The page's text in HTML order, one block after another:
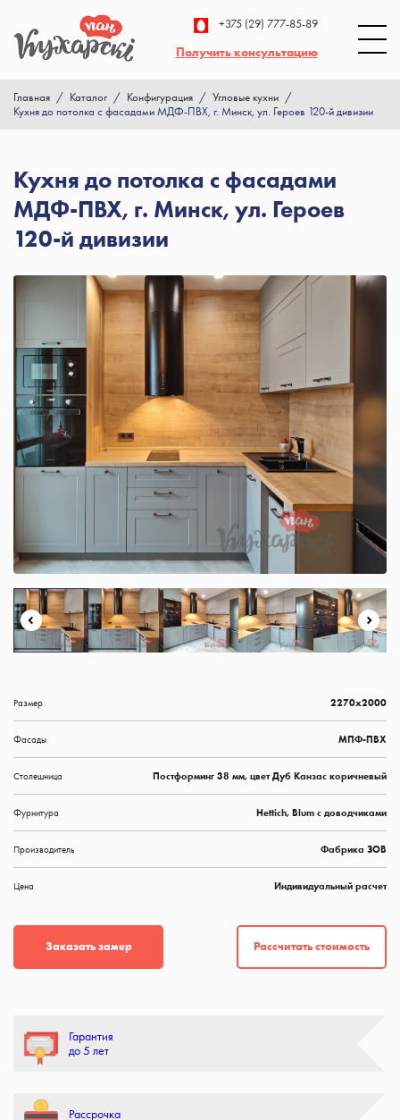
+375 (29) 777-85-89
Получить консультацию
Главная / Каталог / Конфигурация / Угловые кухни /
Кухня до потолка с фасадами МДФ-ПВХ, г. Минск, ул. Героев 120-й дивизии
Кухня до потолка с фасадами
МДФ-ПВХ, г. Минск, ул. Героев
120-й дивизии
Размер 2270х2000
Фасады МПФ-ПВХ
Столешница Постформинг 38 мм, цвет Дуб Канзас коричневый
Фурнитура Hettich, Blum с доводчиками
Производитель Фабрика ЗОВ
Цена Индивидуальный расчет
Заказать замер Рассчитать стоимость
Гарантия
до 5 лет
Рассрочка